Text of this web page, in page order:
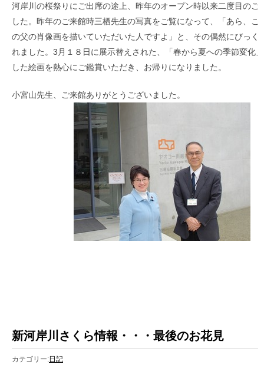
河岸川の桜祭りにご出席の途上、昨年のオープン時以来二度目のご
した。昨年のご来館時三栖先生の写真をご覧になって、「あら、こ
の父の肖像画を描いていただいた人ですよ」と、その偶然にびっく
れました。3月１８日に展示替えされた、「春から夏への季節変化
した絵画を熱心にご鑑賞いただき、お帰りになりました。
小宮山先生、ご来館ありがとうございました。
新河岸川さくら情報・・・最後のお花見
カテゴリー:日記